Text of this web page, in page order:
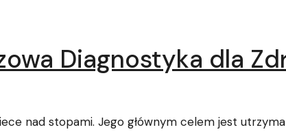
Diagnostyka dla
nad stopami. Jego głównym celem jest